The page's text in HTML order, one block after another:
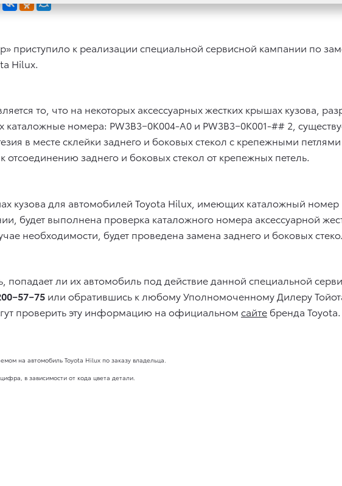
приступило к реализации специальной сервисной кампании по
Hilux.
то, что на некоторых аксессуарных жестких крышах кузова,
номера: PW3B3−0K004-A0 и PW3B3−0K001-## 2,
в месте склейки заднего и боковых стекол с крепежными
отсоединению заднего и боковых стекол от крепежных петель.
кузова для автомобилей Toyota Hilux, имеющих каталожный
будет выполнена проверка каталожного номера аксессуарной
необходимости, будет проведена замена заднего и боковых
попадает ли их автомобиль под действие данной специальной
или обратившись к любому Уполномоченному Дилеру
проверить эту информацию на официальном сайте бренда Toyota.
на автомобиль Toyota Hilux по заказу владельца.
в зависимости от кода цвета детали.